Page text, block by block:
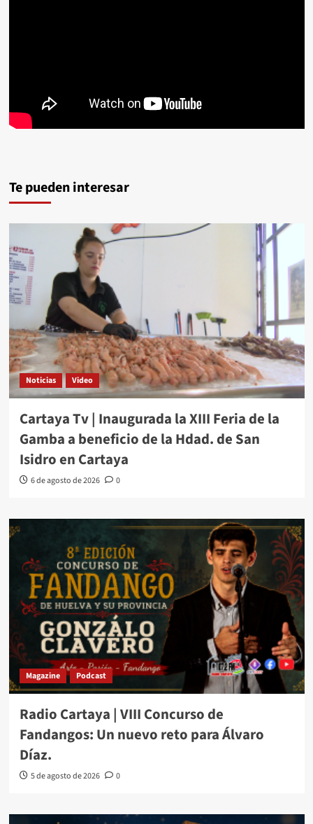
Te pueden interesar
Noticias Video
Cartaya Tv | Inaugurada la XIII Feria de la
Gamba a beneficio de la Hdad. de San
Isidro en Cartaya
6 de agosto de 2026 0
Magazine Podcast
Radio Cartaya | VIII Concurso de
Fandangos: Un nuevo reto para Álvaro
Díaz.
5 de agosto de 2026 0